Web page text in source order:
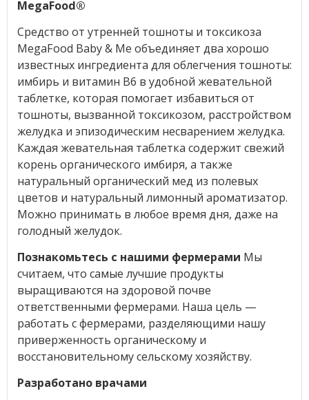
MegaFood®
Средство от утренней тошноты и токсикоза
MegaFood Baby & Me объединяет два хорошо
известных ингредиента для облегчения тошноты:
имбирь и витамин B6 в удобной жевательной
таблетке, которая помогает избавиться от
тошноты, вызванной токсикозом, расстройством
желудка и эпизодическим несварением желудка.
Каждая жевательная таблетка содержит свежий
корень органического имбиря, а также
натуральный органический мед из полевых
цветов и натуральный лимонный ароматизатор.
Можно принимать в любое время дня, даже на
голодный желудок.
Познакомьтесь с нашими фермерами Мы
считаем, что самые лучшие продукты
выращиваются на здоровой почве
ответственными фермерами. Наша цель —
работать с фермерами, разделяющими нашу
приверженность органическому и
восстановительному сельскому хозяйству.
Разработано врачами